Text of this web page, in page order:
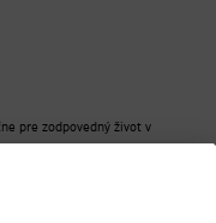
pre zodpovedný život v